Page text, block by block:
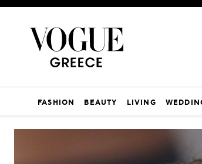
FASHION BEAUTY LIVING